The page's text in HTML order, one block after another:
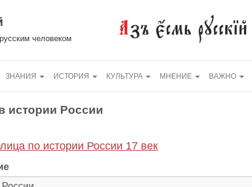
человеком
ЗНАНИЯ ИСТОРИЯ КУЛЬТУРА МНЕНИЕ ВАЖНО
истории России
по истории России 17 век